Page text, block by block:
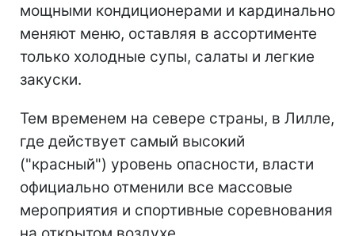
мощными кондиционерами и кардинально
меняют меню, оставляя в ассортименте
только холодные супы, салаты и легкие
закуски.
Тем временем на севере страны, в Лилле,
где действует самый высокий
("красный") уровень опасности, власти
официально отменили все массовые
мероприятия и спортивные соревнования